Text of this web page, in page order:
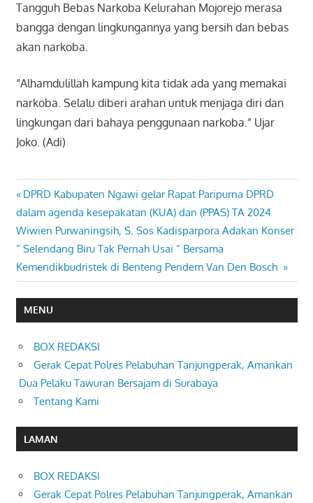
Tangguh Bebas Narkoba Kelurahan Mojorejo merasa
bangga dengan lingkungannya yang bersih dan bebas
akan narkoba.
“Alhamdulillah kampung kita tidak ada yang memakai
narkoba. Selalu diberi arahan untuk menjaga diri dan
lingkungan dari bahaya penggunaan narkoba.” Ujar
Joko. (Adi)
Navigasi
pos
Previous
Post:
DPRD Kabupaten Ngawi gelar Rapat Paripurna DPRD
dalam agenda kesepakatan (KUA) dan (PPAS) TA 2024
Next
Post:
Wiwien Purwaningsih, S. Sos Kadisparpora Adakan Konser
” Selendang Biru Tak Pernah Usai ” Bersama
Kemendikbudristek di Benteng Pendem Van Den Bosch
MENU
BOX REDAKSI
Gerak Cepat Polres Pelabuhan Tanjungperak, Amankan
Dua Pelaku Tawuran Bersajam di Surabaya
Tentang Kami
LAMAN
BOX REDAKSI
Gerak Cepat Polres Pelabuhan Tanjungperak, Amankan